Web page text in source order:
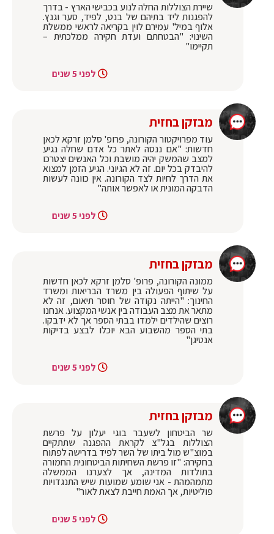
שיירת הצוללות החלה לנוע בכבישי הארץ - בדרך
להפגנות ליד בתיהם של בנט, לפיד, סער וגנץ.
אלוף במיל' עמירם לוין בקריאה לראשי ממשלת
השינוי: "הבטחתם ועדת חקירה ממלכתית –
תקיימו"
לפני 5 שנים
מבזקן בחזית
עוד מפרויקטור הקורונה, פרופ' סלמן זרקא לכאן
חדשות: "אם ננסה לאתר כל אדם שחלה נגיע
למצב שהמשק יהיה מושבת וכל האנשים יצטרכו
להיבדק בכל יום. זה לא הגיוני. הגיע הזמן למצוא
את הדרך לחיות לצד הקורונה. אין כוונה לעשות
הדבקה המונית או לאפשר אותה"
לפני 5 שנים
מבזקן בחזית
ממונה הקורונה, פרופ' סלמן זרקא לכאן חדשות
על שיתוף הפעולה בין משרד הבריאות ומשרד
החינוך: "הייתה נקודה של חוסר תיאום, זה לא
מתאר את מצב העבודה בין אנשי המקצוע. אנחנו
רוצים שהילדים ילמדו בבתי הספר אך לא ידבקו.
בתי הספר מהשבוע הבא יוכלו לבצע בדיקות
אנטיגן"
לפני 5 שנים
מבזקן בחזית
שר הביטחון לשעבר בוגי יעלון על פרשת
הצוללות בגל"צ לקראת ההפגנה שתתקיים
במוצ"ש מול ביתו של השר לפיד בדרישה לפתוח
בחקירה: "זו פרשת השחיתות הביטחונית החמורה
בתולדות המדינה, אך לצערנו הממשלה
מתמהמהת - אני שומע שמועות שיש התנגדויות
פוליטיות, אך האמת חייבת לצאת לאור"
לפני 5 שנים